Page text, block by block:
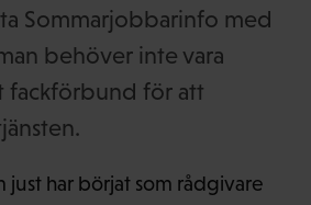
Sommarjobbarinfo med
behöver inte vara
fackförbund för att
just har börjat som rådgivare